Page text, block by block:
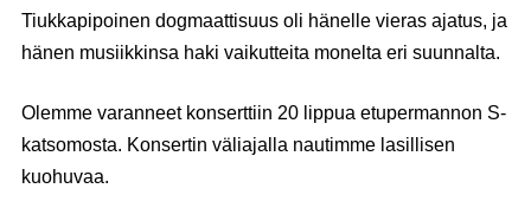
Tiukkapipoinen dogmaattisuus oli hänelle vieras ajatus, ja
hänen musiikkinsa haki vaikutteita monelta eri suunnalta.
Olemme varanneet konserttiin 20 lippua etupermannon S-
katsomosta. Konsertin väliajalla nautimme lasillisen
kuohuvaa.